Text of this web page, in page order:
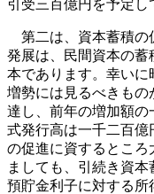
引受三百億円を予定し
第二は、資本蓄積の
発展は、民間資本の
本であります。幸い
増勢には見るべきもの
達し、前年の増加額
式発行高は一千二百
の促進に資するところ
ましても、引続き資本
預貯金利子に対する